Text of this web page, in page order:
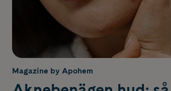
Magazine by Apohem